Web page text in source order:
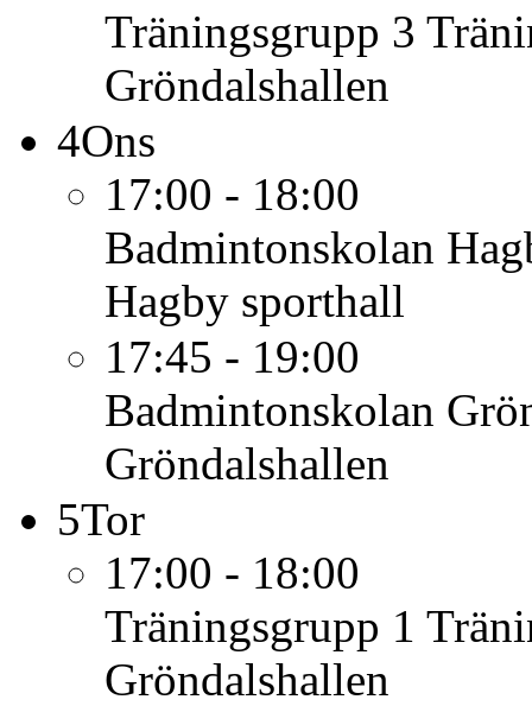
Träningsgrupp 3
Gröndalshallen
4Ons
17:00 - 18:00
Badmintonskolan
Hagby sporthall
17:45 - 19:00
Badmintonskolan
Gröndalshallen
5Tor
17:00 - 18:00
Träningsgrupp 1
Gröndalshallen